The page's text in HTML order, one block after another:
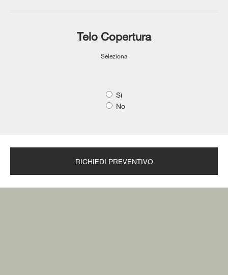
Telo Copertura
Seleziona
Sì
No
RICHIEDI PREVENTIVO